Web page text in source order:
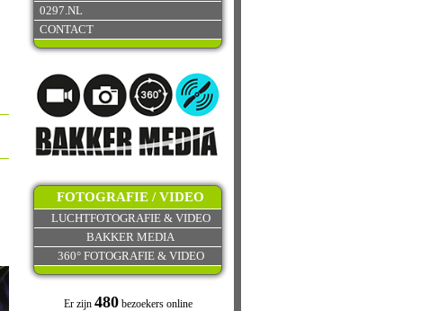
0297.NL
CONTACT
FOTOGRAFIE / VIDEO
LUCHTFOTOGRAFIE & VIDEO
BAKKER MEDIA
360° FOTOGRAFIE & VIDEO
Er zijn 480bezoekers online